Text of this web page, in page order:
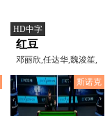
HD中字
红豆
邓丽欣,任达华,魏浚笙,
龚慈恩,冯素波,方平,
斯诺克